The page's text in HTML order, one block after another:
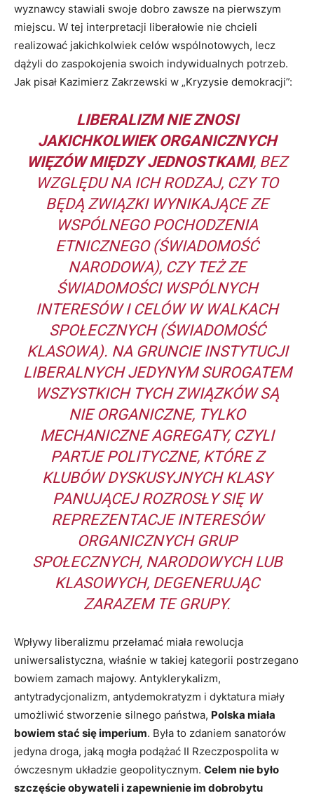
wyznawcy stawiali swoje dobro zawsze na pierwszym
miejscu. W tej interpretacji liberałowie nie chcieli
realizować jakichkolwiek celów wspólnotowych, lecz
dążyli do zaspokojenia swoich indywidualnych potrzeb.
Jak pisał Kazimierz Zakrzewski w „Kryzysie demokracji”:
LIBERALIZM NIE ZNOSI
JAKICHKOLWIEK ORGANICZNYCH
WIĘZÓW MIĘDZY JEDNOSTKAMI, BEZ
WZGLĘDU NA ICH RODZAJ, CZY TO
BĘDĄ ZWIĄZKI WYNIKAJĄCE ZE
WSPÓLNEGO POCHODZENIA
ETNICZNEGO (ŚWIADOMOŚĆ
NARODOWA), CZY TEŻ ZE
ŚWIADOMOŚCI WSPÓLNYCH
INTERESÓW I CELÓW W WALKACH
SPOŁECZNYCH (ŚWIADOMOŚĆ
KLASOWA). NA GRUNCIE INSTYTUCJI
LIBERALNYCH JEDYNYM SUROGATEM
WSZYSTKICH TYCH ZWIĄZKÓW SĄ
NIE ORGANICZNE, TYLKO
MECHANICZNE AGREGATY, CZYLI
PARTJE POLITYCZNE, KTÓRE Z
KLUBÓW DYSKUSYJNYCH KLASY
PANUJĄCEJ ROZROSŁY SIĘ W
REPREZENTACJE INTERESÓW
ORGANICZNYCH GRUP
SPOŁECZNYCH, NARODOWYCH LUB
KLASOWYCH, DEGENERUJĄC
ZARAZEM TE GRUPY.
Wpływy liberalizmu przełamać miała rewolucja
uniwersalistyczna, właśnie w takiej kategorii postrzegano
bowiem zamach majowy. Antyklerykalizm,
antytradycjonalizm, antydemokratyzm i dyktatura miały
umożliwić stworzenie silnego państwa, Polska miała
bowiem stać się imperium. Była to zdaniem sanatorów
jedyna droga, jaką mogła podążać II Rzeczpospolita w
ówczesnym układzie geopolitycznym. Celem nie było
szczęście obywateli i zapewnienie im dobrobytu